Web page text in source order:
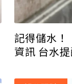
記得儲水！
資訊 台